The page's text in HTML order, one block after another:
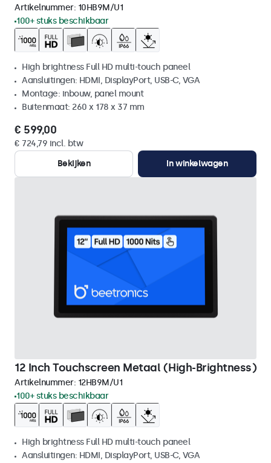
Artikelnummer: 10HB9M/U1
100+ stuks beschikbaar
High brightness Full HD multi-touch paneel
Aansluitingen: HDMI, DisplayPort, USB-C, VGA
Montage: inbouw, panel mount
Buitenmaat: 260 x 178 x 37 mm
€ 599,00
€ 724,79 incl. btw
Bekijken
In winkelwagen
12 Inch Touchscreen Metaal (High-Brightness)
Artikelnummer: 12HB9M/U1
100+ stuks beschikbaar
High brightness Full HD multi-touch paneel
Aansluitingen: HDMI, DisplayPort, USB-C, VGA